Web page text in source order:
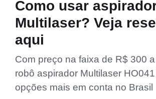
Como usar
Multilaser? Veja
aqui
Com preço na faixa de R$ 300
robô aspirador Multilaser
opções mais em conta no Brasil